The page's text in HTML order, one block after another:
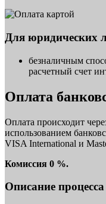
Для юридических
безналичным
расчетный счет
Оплата
Оплата происходит
использованием
VISA International и
Комиссия 0 %.
Описание